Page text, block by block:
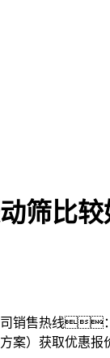
筛比较
销售热线：
案） 获取优惠报